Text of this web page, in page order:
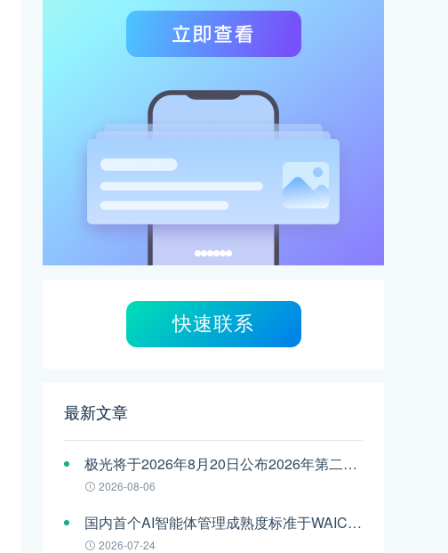
快速联系
最新文章
极光将于2026年8月20日公布2026年第二季度财报
2026-08-06
国内首个AI智能体管理成熟度标准于WAIC发布，极光参编
2026-07-24